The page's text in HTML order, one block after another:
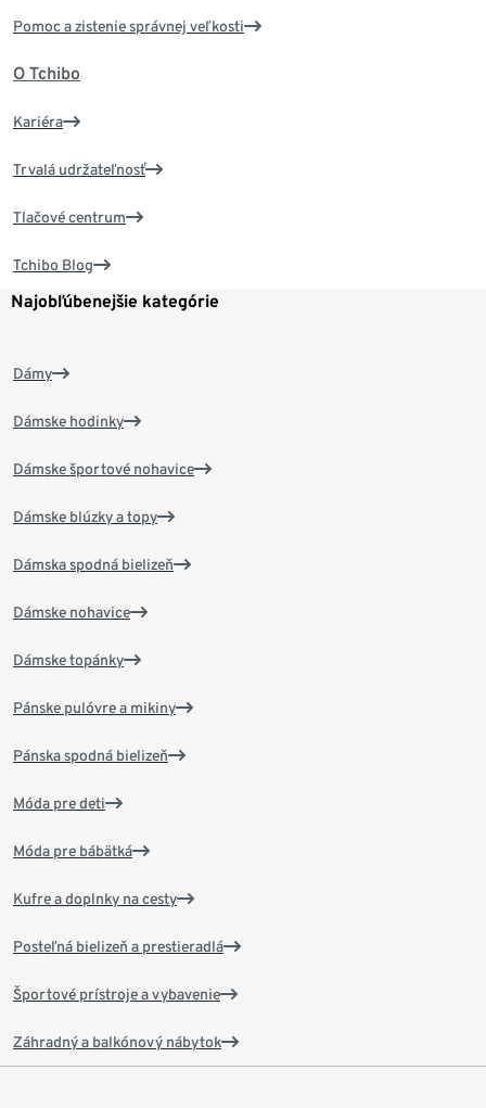
Pomoc a zistenie správnej veľkosti
O Tchibo
Kariéra
Trvalá udržateľnosť
Tlačové centrum
Tchibo Blog
Najobľúbenejšie kategórie
Dámy
Dámske hodinky
Dámske športové nohavice
Dámske blúzky a topy
Dámska spodná bielizeň
Dámske nohavice
Dámske topánky
Pánske pulóvre a mikiny
Pánska spodná bielizeň
Móda pre deti
Móda pre bábätká
Kufre a doplnky na cesty
Posteľná bielizeň a prestieradlá
Športové prístroje a vybavenie
Záhradný a balkónový nábytok